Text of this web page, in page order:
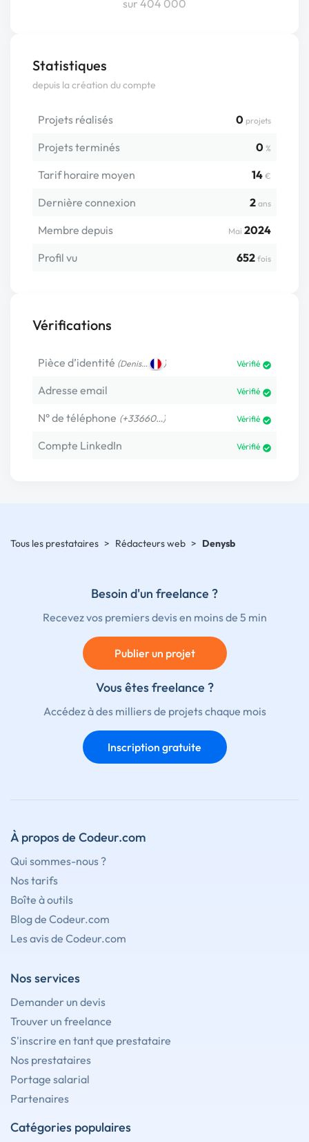
sur 404 000
Statistiques
depuis la création du compte
Projets réalisés 0 projets
Projets terminés 0 %
Tarif horaire moyen 14 €
Dernière connexion 2 ans
Membre depuis Mai 2024
Profil vu
652 fois
Vérifications
Pièce d’identité (Denis… ) Vérifié
Adresse email Vérifié
N° de téléphone (+33660…) Vérifié
Compte LinkedIn Vérifié
Tous les prestataires > Rédacteurs web > Denysb
Besoin d'un freelance ?
Recevez vos premiers devis en moins de 5 min
Publier un projet
Vous êtes freelance ?
Accédez à des milliers de projets chaque mois
Inscription gratuite
À propos de Codeur.com
Qui sommes-nous ?
Nos tarifs
Boîte à outils
Blog de Codeur.com
Les avis de Codeur.com
Nos services
Demander un devis
Trouver un freelance
S'inscrire en tant que prestataire
Nos prestataires
Portage salarial
Partenaires
Catégories populaires